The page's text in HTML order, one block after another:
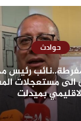
حوادث
رئيس
مستعجلات
بميدلت